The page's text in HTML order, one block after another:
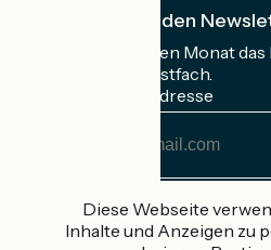
Ich abonniere den
Erhalten Sie jeden Monat
Rad in Ihrem Postfach.
Meine E-Mail-Adresse
Adresse
Gefördert im Rahmen von
Diese Webseite
Inhalte und Anzeigen zu